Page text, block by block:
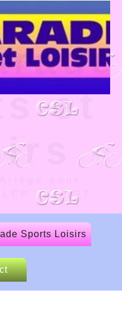
et
et FSGT
Sports Loisirs
Le CSL
sponsors